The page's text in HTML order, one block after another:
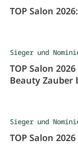
TOP Salon
Sieger und
TOP Salon
Beauty Zauber
Sieger und
TOP Salon